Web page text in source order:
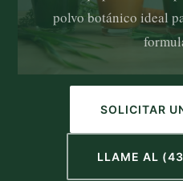
polvo botánico ideal
SOLICITAR
LLAME AL